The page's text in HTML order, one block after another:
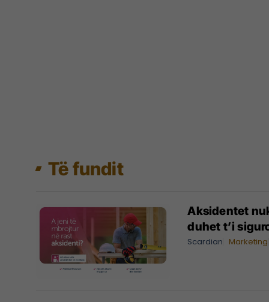
Të fundit
Aksidentet
duhet t’i
Scardian Marketing